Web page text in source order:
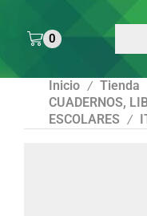
0
Inicio / Tienda
CUADERNOS,
ESCOLARES /